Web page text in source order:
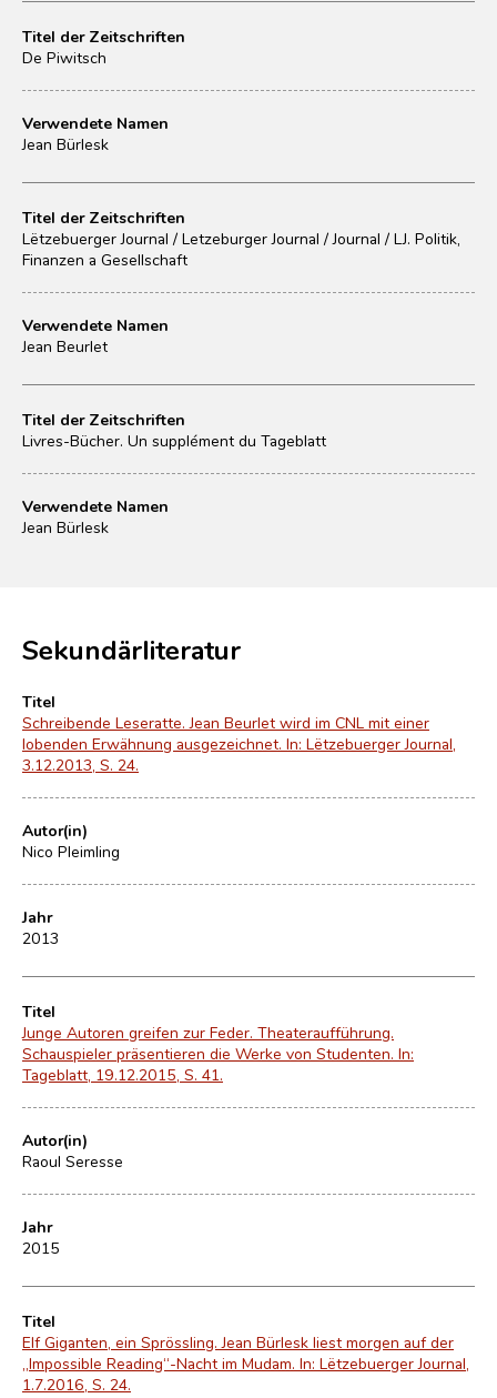
Titel der Zeitschriften
De Piwitsch
Verwendete Namen
Jean Bürlesk
Titel der Zeitschriften
Lëtzebuerger Journal / Letzeburger Journal / Journal / LJ. Politik,
Finanzen a Gesellschaft
Verwendete Namen
Jean Beurlet
Titel der Zeitschriften
Livres-Bücher. Un supplément du Tageblatt
Verwendete Namen
Jean Bürlesk
Sekundärliteratur
Titel
Schreibende Leseratte. Jean Beurlet wird im CNL mit einer
lobenden Erwähnung ausgezeichnet. In: Lëtzebuerger Journal,
3.12.2013, S. 24.
Autor(in)
Nico Pleimling
Jahr
2013
Titel
Junge Autoren greifen zur Feder. Theateraufführung.
Schauspieler präsentieren die Werke von Studenten. In:
Tageblatt, 19.12.2015, S. 41.
Autor(in)
Raoul Seresse
Jahr
2015
Titel
Elf Giganten, ein Sprössling. Jean Bürlesk liest morgen auf der
„Impossible Reading“-Nacht im Mudam. In: Lëtzebuerger Journal,
1.7.2016, S. 24.